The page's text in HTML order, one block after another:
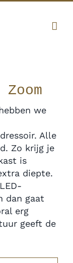
we
Alle
Zo krijg je
is
diepte.
dan gaat
erg
geeft de